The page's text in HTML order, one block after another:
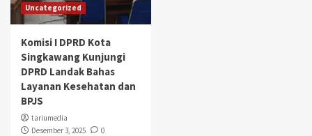
Uncategorized
Komisi I DPRD Kota
Singkawang Kunjungi
DPRD Landak Bahas
Layanan Kesehatan dan
BPJS
tariumedia
Desember 3, 2025
0